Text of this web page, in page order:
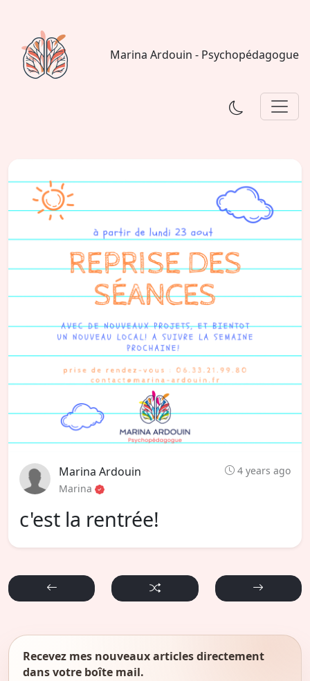
Marina Ardouin - Psychopédagogue
Marina Ardouin
4 years ago
Marina
c'est la rentrée!
Recevez mes nouveaux articles directement
dans votre boîte mail.